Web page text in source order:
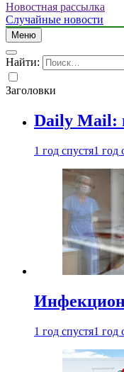
Новостная рассылка
Случайные новости
Меню
Найти:
Заголовки
Daily Mail:
1 год спустя1 год
1 год спустя1 год